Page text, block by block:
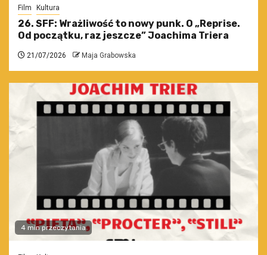
Film Kultura
26. SFF: Wrażliwość to nowy punk. O „Reprise.
Od początku, raz jeszcze” Joachima Triera
21/07/2026 Maja Grabowska
4 min przeczytania